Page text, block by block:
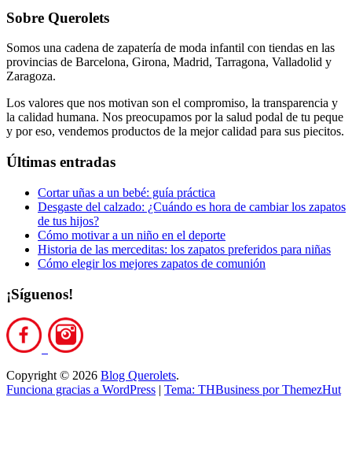
Sobre Querolets
Somos una cadena de zapatería de moda infantil con tiendas en las
provincias de Barcelona, Girona, Madrid, Tarragona, Valladolid y
Zaragoza.
Los valores que nos motivan son el compromiso, la transparencia y
la calidad humana. Nos preocupamos por la salud podal de tu peque
y por eso, vendemos productos de la mejor calidad para sus piecitos.
Últimas entradas
Cortar uñas a un bebé: guía práctica
Desgaste del calzado: ¿Cuándo es hora de cambiar los zapatos
de tus hijos?
Cómo motivar a un niño en el deporte
Historia de las merceditas: los zapatos preferidos para niñas
Cómo elegir los mejores zapatos de comunión
¡Síguenos!
Copyright © 2026 Blog Querolets.
Funciona gracias a WordPress | Tema: THBusiness por ThemezHut